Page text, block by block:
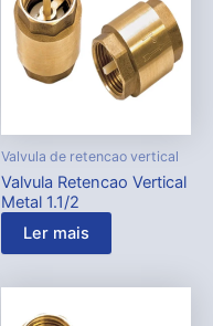
Valvula de retencao vertical
Valvula Retencao Vertical
Metal 1.1/2
Ler mais